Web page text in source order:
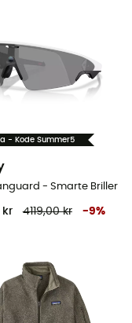
- Kode Summer5
- Smarte Briller
kr 4119,00 kr -9%